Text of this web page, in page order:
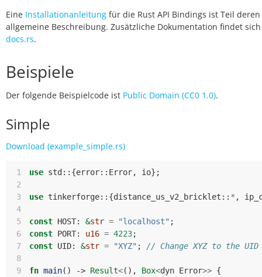
Eine Installationanleitung für die Rust API Bindings ist Teil deren
allgemeine Beschreibung. Zusätzliche Dokumentation findet
docs.rs.
Beispiele
Der folgende Beispielcode ist Public Domain (CC0 1.0).
Simple
Download (example_simple.rs)
1 use std :: {error:: Error, io};
2
3
use tinkerforge:: {distance_us_v2_bricklet :: * ,
4
5
const HOST: &str = "localhost" ;
6
const PORT: u16 = 4223;
7
const UID: &str = "XYZ" ;
// Change XYZ to the
8
9
fn main() -> Result<(), Box<dyn Error>> {